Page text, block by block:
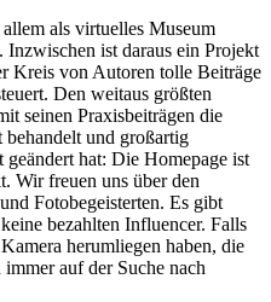
als virtuelles Museum
Inzwischen ist daraus ein Projekt
Kreis von Autoren tolle Beiträge
Den weitaus größten
seinen Praxisbeiträgen die
behandelt und großartig
hat: Die Homepage ist
Wir freuen uns über den
Fotobegeisterten. Es gibt
bezahlten Influencer. Falls
herumliegen haben, die
auf der Suche nach